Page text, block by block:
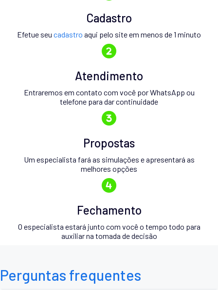
Cadastro
Efetue seu cadastro aqui pelo site em menos de 1 minuto
Atendimento
Entraremos em contato com você por WhatsApp ou
telefone para dar continuidade
Propostas
Um especialista fará as simulações e apresentará as
melhores opções
Fechamento
O especialista estará junto com você o tempo todo para
auxiliar na tomada de decisão
Perguntas frequentes